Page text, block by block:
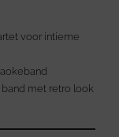
voor intieme
met retro look